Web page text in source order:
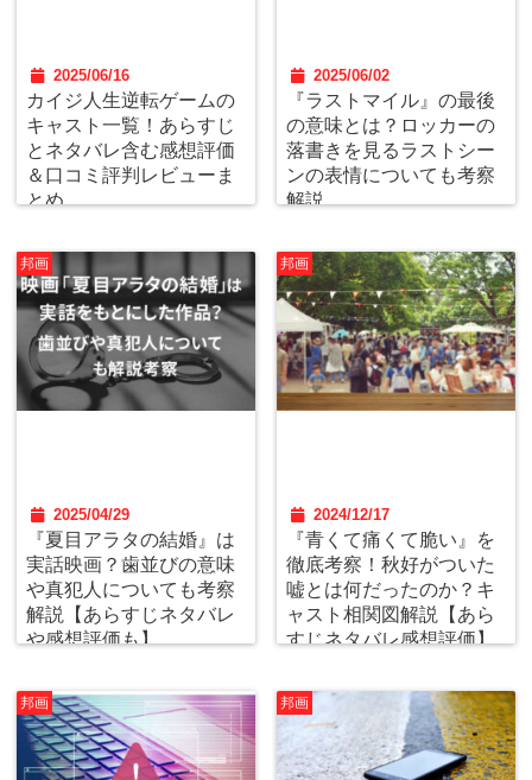
2025/06/16
カイジ人生逆転ゲームの
キャスト一覧！あらすじ
とネタバレ含む感想評価
＆口コミ評判レビューま
とめ
2025/06/02
『ラストマイル』の最後
の意味とは？ロッカーの
落書きを見るラストシー
ンの表情についても考察
解説
邦画
2025/04/29
『夏目アラタの結婚』は
実話映画？歯並びの意味
や真犯人についても考察
解説【あらすじネタバレ
や感想評価も】
邦画
2024/12/17
『青くて痛くて脆い』を
徹底考察！秋好がついた
嘘とは何だったのか？キ
ャスト相関図解説【あら
すじネタバレ感想評価】
邦画 邦画